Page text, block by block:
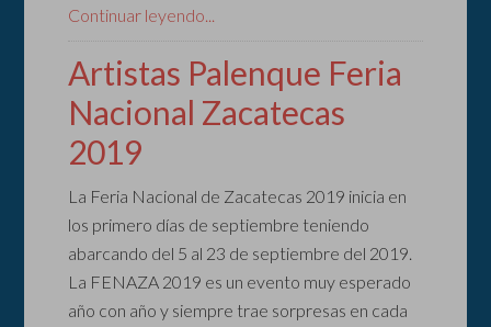
Continuar leyendo...
Artistas Palenque Feria
Nacional Zacatecas
2019
La Feria Nacional de Zacatecas 2019 inicia en
los primero días de septiembre teniendo
abarcando del 5 al 23 de septiembre del 2019.
La FENAZA 2019 es un evento muy esperado
año con año y siempre trae sorpresas en cada